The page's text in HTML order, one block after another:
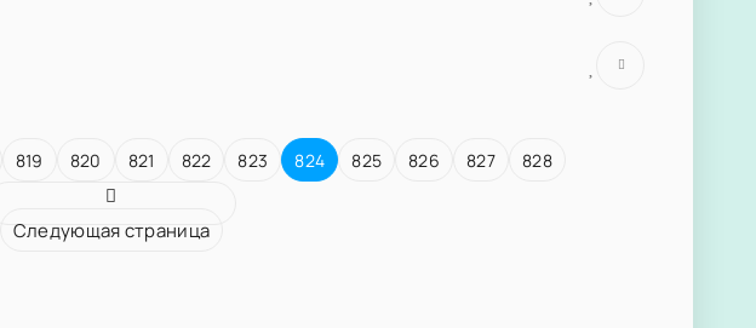
819 820 821 822 823 824 825 826 827 828
Следующая страница